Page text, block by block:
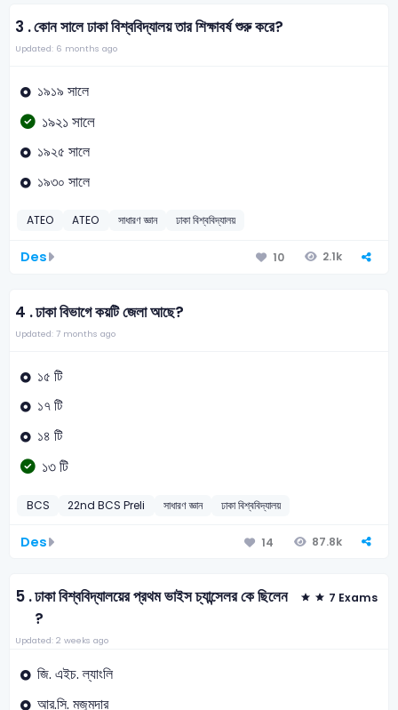
3 .কোন সালে ঢাকা বিশ্ববিদ্যালয় তার শিক্ষাবর্ষ শুরু করে?
Updated: 6 months ago
১৯১৯ সালে
১৯২১ সালে
১৯২৫ সালে
১৯৩০ সালে
ATEO ATEO সাধারণ জ্ঞান ঢাকা বিশ্ববিদ্যালয়
Des 10 2.1k
4 .ঢাকা বিভাগে কয়টি জেলা আছে?
Updated: 7 months ago
১৫ টি
১৭ টি
১৪ টি
১৩ টি
BCS 22nd BCS Preli সাধারণ জ্ঞান ঢাকা বিশ্ববিদ্যালয়
Des 14 87.8k
5 .ঢাকা বিশ্ববিদ্যালয়ের প্রথম ভাইস চ্যান্সেলর কে ছিলেন
?
7 Exams
Updated: 2 weeks ago
জি. এইচ. ল্যাংলি
আর.সি. মজুমদার